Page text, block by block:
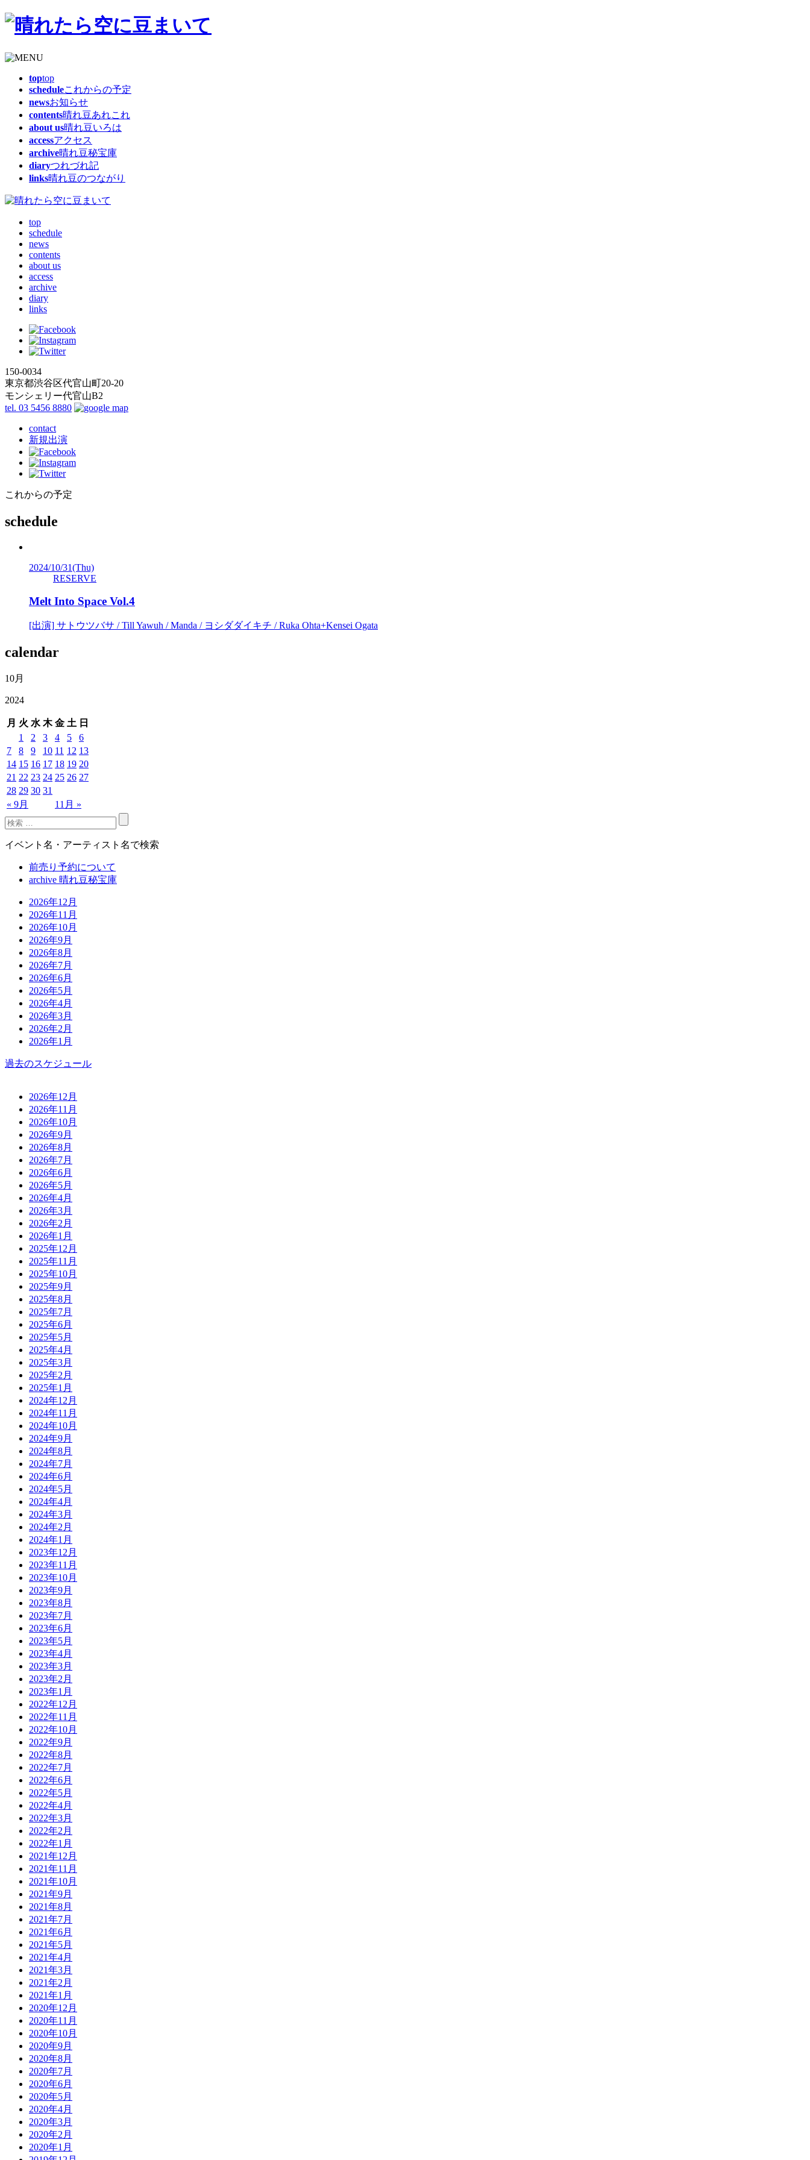
toptop
scheduleこれからの予定
newsお知らせ
contents晴れ豆あれこれ
about us晴れ豆いろは
accessアクセス
archive晴れ豆秘宝庫
diaryつれづれ記
links晴れ豆のつながり
top
schedule
news
contents
about us
access
archive
diary
links
150-0034
東京都渋谷区代官山町20-20
モンシェリー代官山B2
tel. 03 5456 8880
contact
新規出演
これからの予定
schedule
2024/10/31(Thu)
RESERVE
Melt Into Space Vol.4
[出演] サトウツバサ / Till Yawuh / Manda / ヨシダダイキチ / Ruka Ohta+Kensei Ogata
calendar
10月
2024
月 火 水 木 金 土 日
« 9月 11月 »
1 2 3 4 5
6
7
8 9 10 11 12 13
14 15 16 17 18 19 20
21 22 23 24 25 26 27
28 29 30 31
イベント名・アーティスト名で検索
前売り予約について
archive 晴れ豆秘宝庫
2026年12月
2026年11月
2026年10月
2026年9月
2026年8月
2026年7月
2026年6月
2026年5月
2026年4月
2026年3月
2026年2月
2026年1月
過去のスケジュール
2026年12月
2026年11月
2026年10月
2026年9月
2026年8月
2026年7月
2026年6月
2026年5月
2026年4月
2026年3月
2026年2月
2026年1月
2025年12月
2025年11月
2025年10月
2025年9月
2025年8月
2025年7月
2025年6月
2025年5月
2025年4月
2025年3月
2025年2月
2025年1月
2024年12月
2024年11月
2024年10月
2024年9月
2024年8月
2024年7月
2024年6月
2024年5月
2024年4月
2024年3月
2024年2月
2024年1月
2023年12月
2023年11月
2023年10月
2023年9月
2023年8月
2023年7月
2023年6月
2023年5月
2023年4月
2023年3月
2023年2月
2023年1月
2022年12月
2022年11月
2022年10月
2022年9月
2022年8月
2022年7月
2022年6月
2022年5月
2022年4月
2022年3月
2022年2月
2022年1月
2021年12月
2021年11月
2021年10月
2021年9月
2021年8月
2021年7月
2021年6月
2021年5月
2021年4月
2021年3月
2021年2月
2021年1月
2020年12月
2020年11月
2020年10月
2020年9月
2020年8月
2020年7月
2020年6月
2020年5月
2020年4月
2020年3月
2020年2月
2020年1月